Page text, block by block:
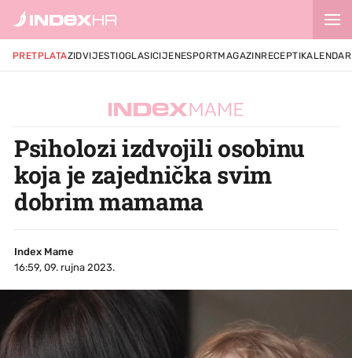
PRETPLATAZIDVIJESTIOGLASICIJENESPORTMAGAZINRECEPTIKALENDAR
Psiholozi izdvojili osobinu
koja je zajednička svim
dobrim mamama
Index Mame
16:59, 09. rujna 2023.